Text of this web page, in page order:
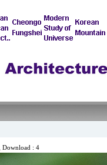
, Download : 4